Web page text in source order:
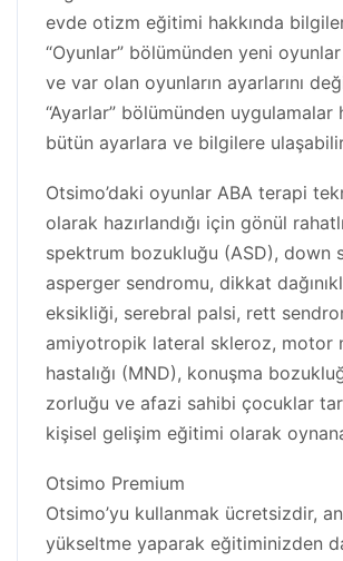
evde otizm eğitimi hakkında
“Oyunlar” bölümünden yeni
ve var olan oyunların ayarlarını
“Ayarlar” bölümünden uygulamalar
bütün ayarlara ve bilgilere
Otsimo’daki oyunlar ABA terapi
olarak hazırlandığı için gönül
spektrum bozukluğu (ASD), down
asperger sendromu, dikkat
eksikliği, serebral palsi, rett
amiyotropik lateral skleroz, motor
hastalığı (MND), konuşma
zorluğu ve afazi sahibi çocuklar
kişisel gelişim eğitimi olarak
Otsimo Premium
Otsimo’yu kullanmak ücretsizdir,
yükseltme yaparak eğitiminizden